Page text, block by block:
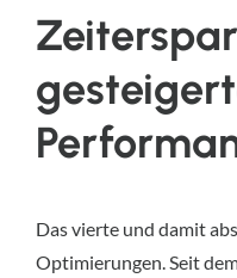
Das vierte und damit
Optimierungen. Seit